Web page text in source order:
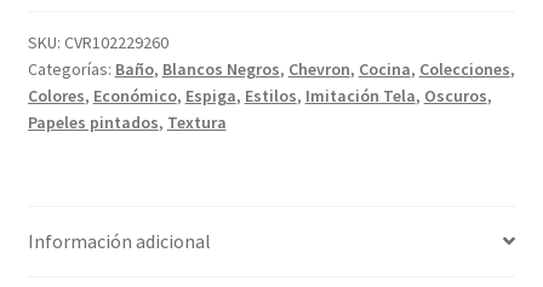
Quienes somos
Términos de uso
SKU: CVR102229260
Categorías: Baño, Blancos Negros, Chevron, Cocina, Colecciones,
Colores, Económico, Espiga, Estilos, Imitación Tela, Oscuros,
Papeles pintados, Textura
Información adicional